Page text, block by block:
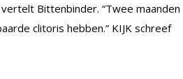
Bittenbinder. “Twee maanden
clitoris hebben.” KIJK schreef